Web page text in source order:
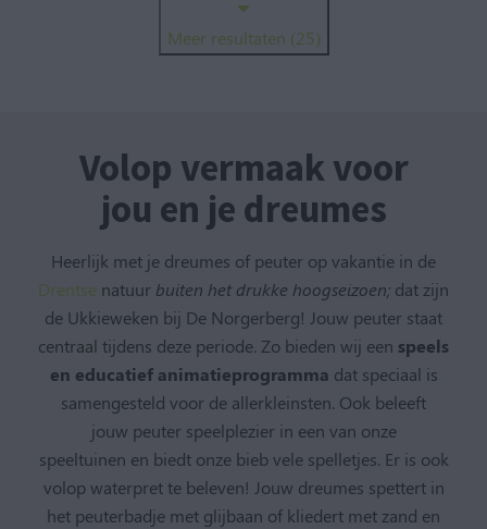
Meer resultaten (25)
Volop vermaak voor
jou en je dreumes
Heerlijk met je dreumes of peuter op vakantie in de
Drentse natuur buiten het drukke hoogseizoen; dat zijn
de Ukkieweken bij De Norgerberg! Jouw peuter staat
centraal tijdens deze periode. Zo bieden wij een speels
en educatief animatieprogramma dat speciaal is
samengesteld voor de allerkleinsten. Ook beleeft
jouw peuter speelplezier in een van onze
speeltuinen en biedt onze bieb vele spelletjes. Er is ook
volop waterpret te beleven! Jouw dreumes spettert in
het peuterbadje met glijbaan of kliedert met zand en